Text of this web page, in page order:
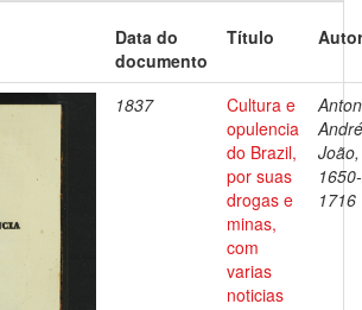
Data do
documento
Título
1837
Cultura e
opulencia
do Brazil,
por suas
drogas e
minas,
com
varias
noticias
André
João,
1650-
1716